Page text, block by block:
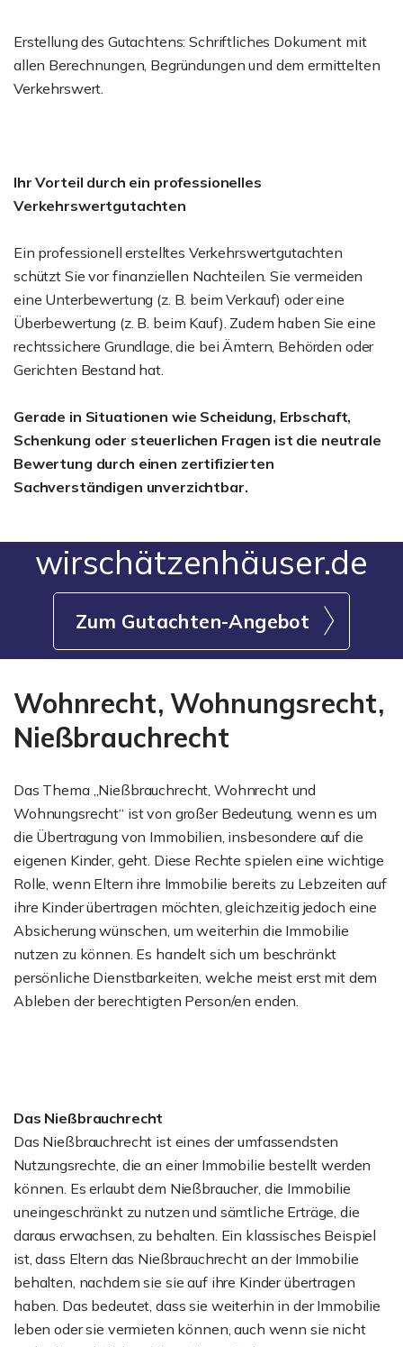
Erstellung des Gutachtens: Schriftliches Dokument mit
allen Berechnungen, Begründungen und dem ermittelten
Verkehrswert.
Ihr Vorteil durch ein professionelles
Verkehrswertgutachten
Ein professionell erstelltes Verkehrswertgutachten
schützt Sie vor finanziellen Nachteilen. Sie vermeiden
eine Unterbewertung (z. B. beim Verkauf) oder eine
Überbewertung (z. B. beim Kauf). Zudem haben Sie eine
rechtssichere Grundlage, die bei Ämtern, Behörden oder
Gerichten Bestand hat.
Gerade in Situationen wie Scheidung, Erbschaft,
Schenkung oder steuerlichen Fragen ist die neutrale
Bewertung durch einen zertifizierten
Sachverständigen unverzichtbar.
wirschätzenhäuser.de
Zum Gutachten-Angebot
Wohnrecht, Wohnungsrecht,
Nießbrauchrecht
Das Thema „Nießbrauchrecht, Wohnrecht und
Wohnungsrecht“ ist von großer Bedeutung, wenn es um
die Übertragung von Immobilien, insbesondere auf die
eigenen Kinder, geht. Diese Rechte spielen eine wichtige
Rolle, wenn Eltern ihre Immobilie bereits zu Lebzeiten auf
ihre Kinder übertragen möchten, gleichzeitig jedoch eine
Absicherung wünschen, um weiterhin die Immobilie
nutzen zu können. Es handelt sich um beschränkt
persönliche Dienstbarkeiten, welche meist erst mit dem
Ableben der berechtigten Person/en enden.
Das Nießbrauchrecht
Das Nießbrauchrecht ist eines der umfassendsten
Nutzungsrechte, die an einer Immobilie bestellt werden
können. Es erlaubt dem Nießbraucher, die Immobilie
uneingeschränkt zu nutzen und sämtliche Erträge, die
daraus erwachsen, zu behalten. Ein klassisches Beispiel
ist, dass Eltern das Nießbrauchrecht an der Immobilie
behalten, nachdem sie sie auf ihre Kinder übertragen
haben. Das bedeutet, dass sie weiterhin in der Immobilie
leben oder sie vermieten können, auch wenn sie nicht